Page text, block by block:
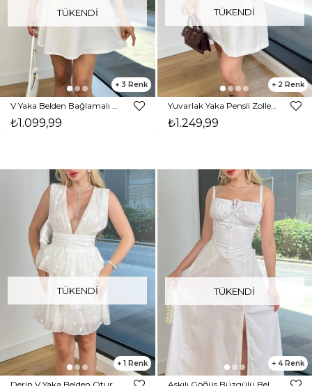
TÜKENDI
3
₺1.099,99
TÜKENDI
2
Yuvarlak Yaka Pensli Zoller Beyaz Kadın Elbise 25Y538
₺1.249,99
TÜKENDI
1
TÜKENDI
4